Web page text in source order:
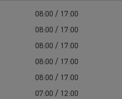
08:00 / 17:00
08:00 / 17:00
08:00 / 17:00
08:00 / 17:00
08:00 / 17:00
07:00 / 12:00